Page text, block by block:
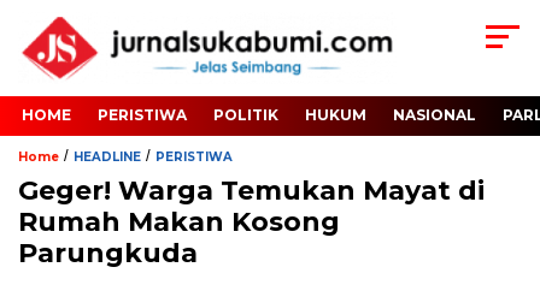
HOME PERISTIWA POLITIK HUKUM NASIONAL
Home / HEADLINE / PERISTIWA
Geger! Warga Temukan Mayat di
Rumah Makan Kosong
Parungkuda